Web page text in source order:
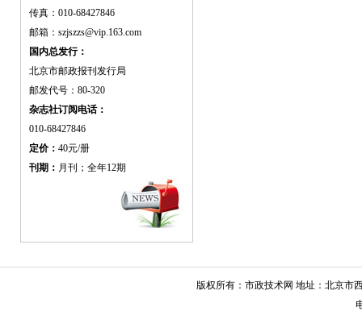
传真：010-68427846
邮箱：szjszzs@vip.163.com
国内总发行：
北京市邮政报刊发行局
邮发代号：80-320
杂志社订阅电话：
010-68427846
定价： 40元/册
刊期： 月刊；全年12期
版权所有：市政技术网 地址：北京市